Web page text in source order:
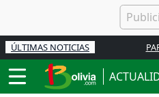
ÚLTIMAS NOTICIAS